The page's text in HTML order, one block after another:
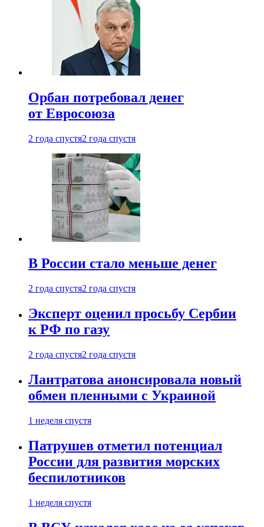
Орбан потребовал денег
от Евросоюза
2 года спустя2 года спустя
В России стало меньше денег
2 года спустя2 года спустя
Эксперт оценил просьбу Сербии
к РФ по газу
2 года спустя2 года спустя
Лантратова анонсировала новый
обмен пленными с Украиной
1 неделя спустя
Патрушев отметил потенциал
России для развития морских
беспилотников
1 неделя спустя